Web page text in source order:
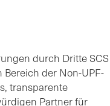
durch Dritte SCS
der Non-UPF-
transparente
Partner für